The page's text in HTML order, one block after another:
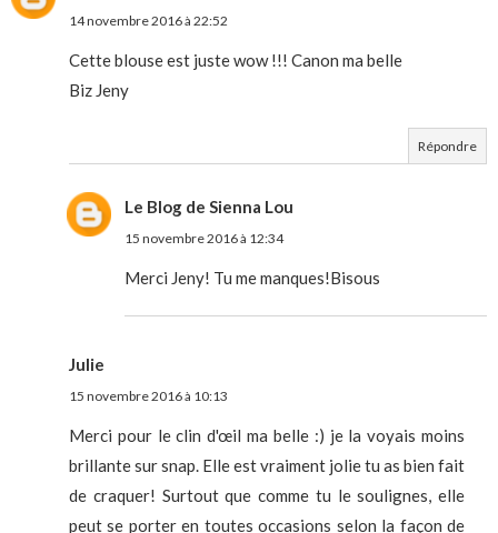
14 novembre 2016 à 22:52
Cette blouse est juste wow !!! Canon ma belle
Biz Jeny
Répondre
Le Blog de Sienna Lou
15 novembre 2016 à 12:34
Merci Jeny! Tu me manques!Bisous
Julie
15 novembre 2016 à 10:13
Merci pour le clin d'œil ma belle :) je la voyais moins
brillante sur snap. Elle est vraiment jolie tu as bien fait
de craquer! Surtout que comme tu le soulignes, elle
peut se porter en toutes occasions selon la façon de